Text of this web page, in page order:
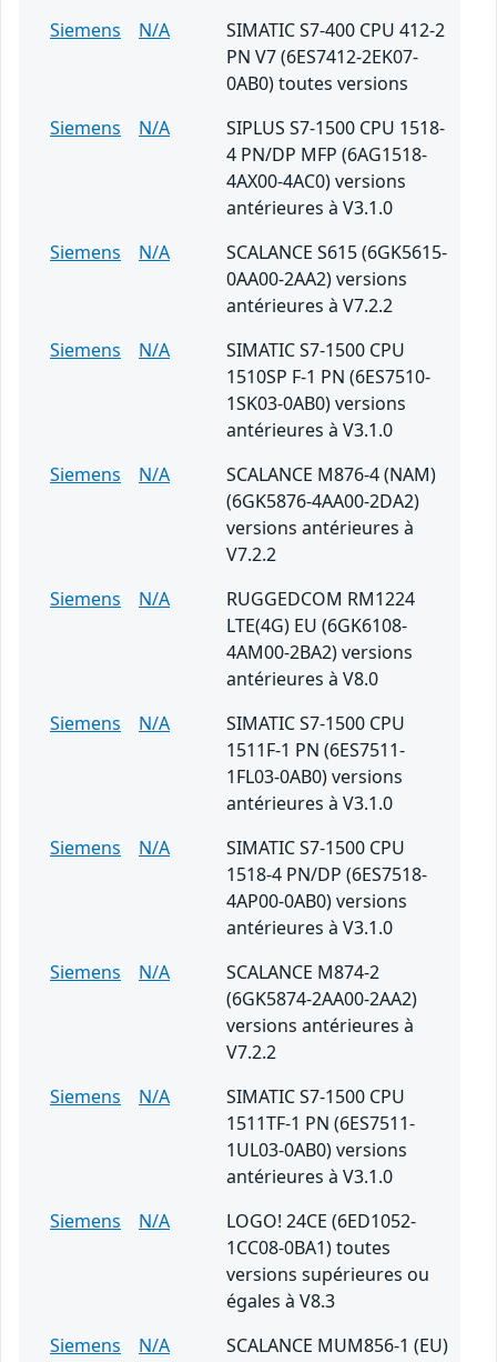
Siemens
N/A
SIMATIC S7-400 CPU 412-2
PN V7 (6ES7412-2EK07-
0AB0) toutes versions
Siemens
N/A
SIPLUS S7-1500 CPU 1518-
4 PN/DP MFP (6AG1518-
4AX00-4AC0) versions
antérieures à V3.1.0
Siemens
N/A
SCALANCE S615 (6GK5615-
0AA00-2AA2) versions
antérieures à V7.2.2
Siemens
N/A
SIMATIC S7-1500 CPU
1510SP F-1 PN (6ES7510-
1SK03-0AB0) versions
antérieures à V3.1.0
Siemens
N/A
SCALANCE M876-4 (NAM)
(6GK5876-4AA00-2DA2)
versions antérieures à
V7.2.2
Siemens
N/A
RUGGEDCOM RM1224
LTE(4G) EU (6GK6108-
4AM00-2BA2) versions
antérieures à V8.0
Siemens
N/A
SIMATIC S7-1500 CPU
1511F-1 PN (6ES7511-
1FL03-0AB0) versions
antérieures à V3.1.0
Siemens
N/A
SIMATIC S7-1500 CPU
1518-4 PN/DP (6ES7518-
4AP00-0AB0) versions
antérieures à V3.1.0
Siemens
N/A
SCALANCE M874-2
(6GK5874-2AA00-2AA2)
versions antérieures à
V7.2.2
Siemens
N/A
SIMATIC S7-1500 CPU
1511TF-1 PN (6ES7511-
1UL03-0AB0) versions
antérieures à V3.1.0
Siemens
N/A
LOGO! 24CE (6ED1052-
1CC08-0BA1) toutes
versions supérieures ou
égales à V8.3
Siemens
N/A
SCALANCE MUM856-1 (EU)